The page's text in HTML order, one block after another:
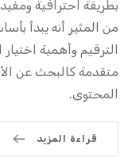
بطريقة احترافية
من المثير أنه يبدأ
الترقيم وأهمية
متقدمة كالبحث عن
المحتوى.
قراءة المزيد